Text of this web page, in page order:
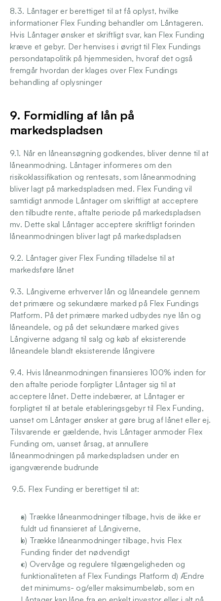
8.3. Låntager er berettiget til at få oplyst, hvilke
informationer Flex Funding behandler om Låntageren.
Hvis Låntager ønsker et skriftligt svar, kan Flex Funding
kræve et gebyr. Der henvises i øvrigt til Flex Fundings
persondatapolitik på hjemmesiden, hvoraf det også
fremgår hvordan der klages over Flex Fundings
behandling af oplysninger
9. Formidling af lån på
markedspladsen
9.1. Når en låneansøgning godkendes, bliver denne til at
låneanmodning. Låntager informeres om den
risikoklassifikation og rentesats, som låneanmodning
bliver lagt på markedspladsen med. Flex Funding vil
samtidigt anmode Låntager om skriftligt at acceptere
den tilbudte rente, aftalte periode på markedspladsen
mv. Dette skal Låntager acceptere skriftligt forinden
låneanmodningen bliver lagt på markedspladsen
9.2. Låntager giver Flex Funding tilladelse til at
markedsføre lånet
9.3. Långiverne erhverver lån og låneandele gennem
det primære og sekundære marked på Flex Fundings
Platform. På det primære marked udbydes nye lån og
låneandele, og på det sekundære marked gives
Långiverne adgang til salg og køb af eksisterende
låneandele blandt eksisterende långivere
9.4. Hvis låneanmodningen finansieres 100% inden for
den aftalte periode forpligter Låntager sig til at
acceptere lånet. Dette indebærer, at Låntager er
forpligtet til at betale etableringsgebyr til Flex Funding,
uanset om Låntager ønsker at gøre brug af lånet eller ej.
Tilsvarende er gældende, hvis Låntager anmoder Flex
Funding om, uanset årsag, at annullere
låneanmodningen på markedspladsen under en
igangværende budrunde
9.5. Flex Funding er berettiget til at:
a) Trække låneanmodninger tilbage, hvis de ikke er
fuldt ud finansieret af Långiverne,
b) Trække låneanmodninger tilbage, hvis Flex
Funding finder det nødvendigt
c) Overvåge og regulere tilgængeligheden og
funktionaliteten af Flex Fundings Platform d) Ændre
det minimums- og/eller maksimumbeløb, som en